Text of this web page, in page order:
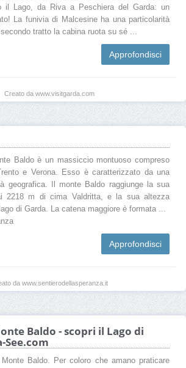
il Lago, da Riva a Peschiera del Garda: un
La funivia di Malcesine ha una particolarità
tratto la cabina ruota su sé ...
Approfondisci
Creato da www.visitgarda.com
Baldo è un massiccio montuoso compreso
e Verona. Esso è caratterizzato da una
geografica. Il monte Baldo raggiunge la sua
2218 m di cima Valdritta, e la sua altezza
di Garda. La catena maggiore è formata ...
Approfondisci
da www.sentierodellasperanza.it
Baldo - scopri il Lago di
See.com
Baldo. Per coloro che amano praticare